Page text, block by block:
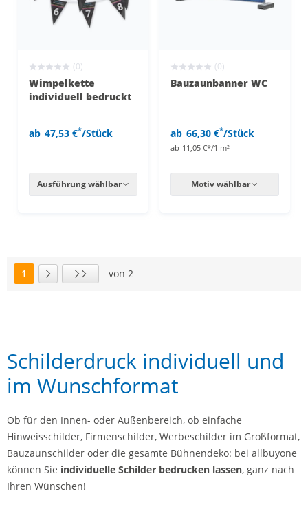
(0)
Wimpelkette
individuell bedruckt
ab 47,53 €*/Stück
Ausführung wählbar
(0)
Bauzaunbanner WC
ab 66,30 €*/Stück
ab 11,05 €*/1 m²
Motiv wählbar
Seite
1
Nächste Seite
Letzte Seite
von 2
Schilderdruck individuell und
im Wunschformat
Ob für den Innen- oder Außenbereich, ob einfache
Hinweisschilder, Firmenschilder, Werbeschilder im Großformat,
Bauzaunschilder oder die gesamte Bühnendeko: bei allbuyone
können Sie individuelle Schilder bedrucken lassen, ganz nach
Ihren Wünschen!